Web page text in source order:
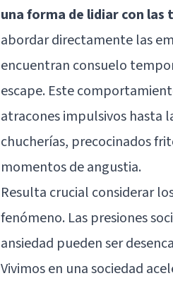
una forma de lidiar con las
abordar directamente las
encuentran consuelo
escape. Este
atracones impulsivos hasta
chucherías, precocinados
momentos de angustia.
Resulta crucial considerar
fenómeno. Las presiones
ansiedad pueden ser
Vivimos en una sociedad